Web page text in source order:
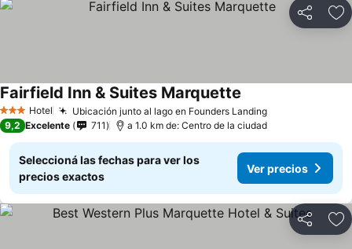
Compartir
3 Estrellas
Hotel Ubicación junto al lago en Founders Landing
Fairfield Inn & Suites Marquette
9,2 Excelente 711 a 1.0 km de: Centro de la ciudad
Seleccioná las fechas para ver los
precios exactos
Ver precios
Compartir